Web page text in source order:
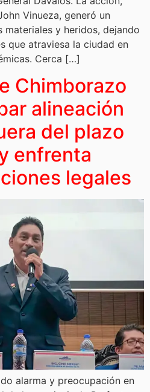
Vinueza, generó un
materiales y heridos, dejando
que atraviesa la ciudad en
Cerca […]
Chimborazo
alineación
del plazo
enfrenta
legales
alarma y preocupación en